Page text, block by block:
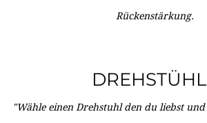
Rückenstärkung.
"Wähle einen Drehstuhl den du liebst